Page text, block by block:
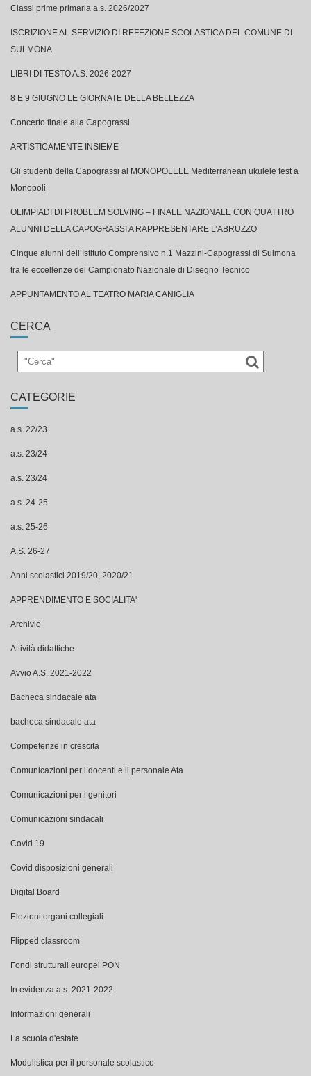
Classi prime primaria a.s. 2026/2027
ISCRIZIONE AL SERVIZIO DI REFEZIONE SCOLASTICA DEL COMUNE DI
SULMONA
LIBRI DI TESTO A.S. 2026-2027
8 E 9 GIUGNO LE GIORNATE DELLA BELLEZZA
Concerto finale alla Capograssi
ARTISTICAMENTE INSIEME
Gli studenti della Capograssi al MONOPOLELE Mediterranean ukulele fest a
Monopoli
OLIMPIADI DI PROBLEM SOLVING – FINALE NAZIONALE CON QUATTRO
ALUNNI DELLA CAPOGRASSI A RAPPRESENTARE L’ABRUZZO
Cinque alunni dell’Istituto Comprensivo n.1 Mazzini-Capograssi di Sulmona
tra le eccellenze del Campionato Nazionale di Disegno Tecnico
APPUNTAMENTO AL TEATRO MARIA CANIGLIA
CERCA
CATEGORIE
a.s. 22/23
a.s. 23/24
a.s. 23/24
a.s. 24-25
a.s. 25-26
A.S. 26-27
Anni scolastici 2019/20, 2020/21
APPRENDIMENTO E SOCIALITA'
Archivio
Attività didattiche
Avvio A.S. 2021-2022
Bacheca sindacale ata
bacheca sindacale ata
Competenze in crescita
Comunicazioni per i docenti e il personale Ata
Comunicazioni per i genitori
Comunicazioni sindacali
Covid 19
Covid disposizioni generali
Digital Board
Elezioni organi collegiali
Flipped classroom
Fondi strutturali europei PON
In evidenza a.s. 2021-2022
Informazioni generali
La scuola d'estate
Modulistica per il personale scolastico